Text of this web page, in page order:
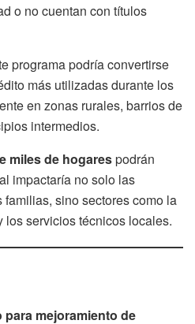
o no cuentan con títulos
programa podría convertirse
más utilizadas durante los
en zonas rurales, barrios de
intermedios.
miles de hogarespodrán
impactaría no solo las
sino sectores como la
los servicios técnicos locales.
mejoramiento de